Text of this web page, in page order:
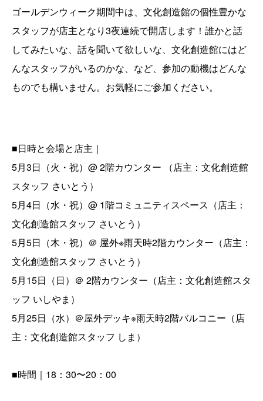
ゴールデンウィーク期間中は、文化創造館の個性豊かな
スタッフが店主となり3夜連続で開店します！誰かと話
してみたいな、話を聞いて欲しいな、文化創造館にはど
んなスタッフがいるのかな、など、参加の動機はどんな
ものでも構いません。お気軽にご参加ください。
■日時と会場と店主｜
5月3日（火・祝）@ 2階カウンター （店主：文化創造館
スタッフ さいとう）
5月4日（水・祝）@ 1階コミュニティスペース（店主：
文化創造館スタッフ さいとう）
5月5日（木・祝）＠ 屋外※雨天時2階カウンター（店主：
文化創造館スタッフ さいとう）
5月15日（日）＠ 2階カウンター（店主：文化創造館スタ
ッフ いしやま）
5月25日（水）＠屋外デッキ※雨天時2階バルコニー（店
主：文化創造館スタッフ しま）
■時間｜18：30〜20：00